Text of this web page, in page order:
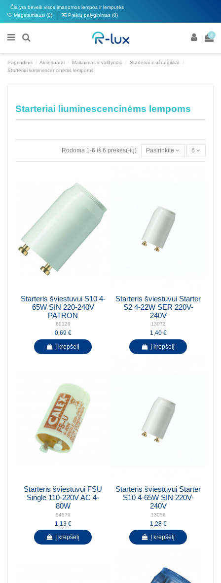
Čia yra beveik visos įmanomos lempos ir lemputės
Mėgstamiausi (0) Prekių palyginimas (0)
0
Pagrindinis Aksesuarai Maitinimas ir valdymas
Starteriai ir uždegikliai
Starteriai liuminescencinėms lempoms
Starteriai liuminescencinėms lempoms
Rodoma 1-6 iš 6 prekės(-ių) Pasirinkite 6
Starteris šviestuvui S10 4-
65W SIN 220-240V
PATRON
80120
0,69 €
Į krepšelį
Starteris šviestuvui Starter
S2 4-22W SER 220V-
240V
13072
1,40 €
Į krepšelį
Starteris šviestuvui FSU
Single 110-220V AC 4-
80W
54579
1,13 €
Į krepšelį
Starteris šviestuvui Starter
S10 4-65W SIN 220V-
240V
13056
1,28 €
Į krepšelį